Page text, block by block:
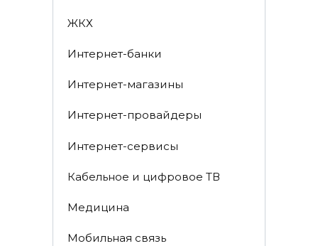
ЖКХ
Интернет-банки
Интернет-магазины
Интернет-провайдеры
Интернет-сервисы
Кабельное и цифровое ТВ
Медицина
Мобильная связь